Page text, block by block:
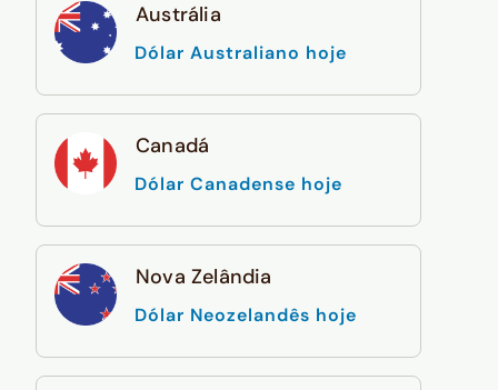
Austrália
Dólar Australiano hoje
Canadá
Dólar Canadense hoje
Nova Zelândia
Dólar Neozelandês hoje